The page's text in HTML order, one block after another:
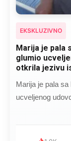
EKSKLUZIVNO
Kad se Marin
pelene mu
čokoladu..
Kad se Marin
mijenjala: Jedno